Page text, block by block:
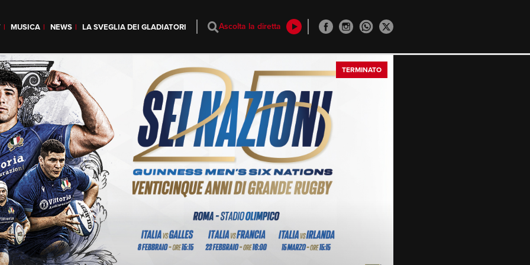
MUSICA NEWS LA SVEGLIA DEI GLADIATORI Ascolta la diretta
TERMINATO